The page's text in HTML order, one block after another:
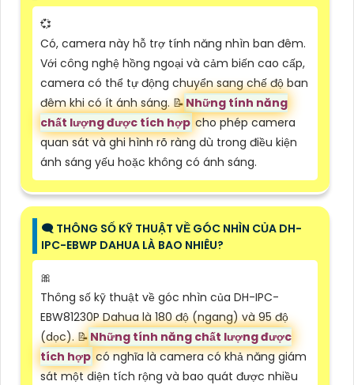
💞
Có, camera này hỗ trợ tính năng nhìn ban đêm.
Với công nghệ hồng ngoại và cảm biến cao cấp,
camera có thể tự động chuyển sang chế độ ban
đêm khi có ít ánh sáng. 📝Những tính năng
chất lượng được tích hợpcho phép camera
quan sát và ghi hình rõ ràng dù trong điều kiện
ánh sáng yếu hoặc không có ánh sáng.
🗨️ THÔNG SỐ KỸ THUẬT VỀ GÓC NHÌN CỦA DH-
IPC-EBWP DAHUA LÀ BAO NHIÊU?
🎀
Thông số kỹ thuật về góc nhìn của DH-IPC-
EBW81230P Dahua là 180 độ (ngang) và 95 độ
(dọc). 📝Những tính năng chất lượng được
tích hợpcó nghĩa là camera có khả năng giám
sát một diện tích rộng và bao quát được nhiều